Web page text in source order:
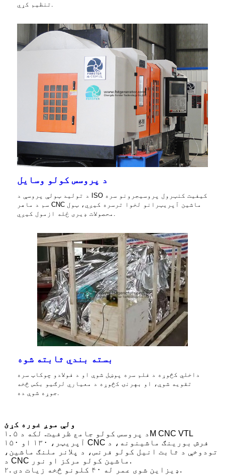
تنظیم کړي.
د پروسس کولو وسایل
د تولید ټولې پروسې د ISO کیفیت کنټرول پروسیجرونو سره
سم د ماهر CNC ماشین آپریټرانو لخوا ترسره کیږي، ټول
محصولات ډیری ځله ازمول کیږي.
بسته بندي ثابته شوه
داخلي کڅوړه د فلم سره پوښل شوې او د فولادو چوکاټ سره
تقویه شوې، او بهرنۍ کڅوړه د معیاري لرګیو بکس څخه
جوړه شوې ده.
ولې موږ غوره کړئ
۱. د پروسس کولو جامع ظرفیت. لکه د ۵M CNC VTL
آپریټر، ۱۳۰ او ۱۵۰ CNC فرش بورینګ ماشینونه، د
تودوخې د ثابت انیل کولو فرنس، د پلانر ملنګ ماشین،
د CNC ماشین کولو مرکز او نور.
۲. ډیزاین شوی عمر له ۴۰ کلونو څخه زیات دی.